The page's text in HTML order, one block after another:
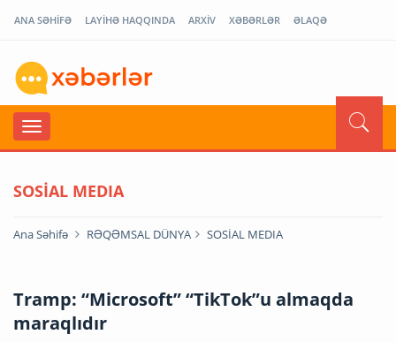
ANA SƏHİFƏ LAYİHƏ HAQQINDA ARXİV XƏBƏRLƏR ƏLAQƏ
SOSİAL MEDIA
Ana Səhifə RƏQƏMSAL DÜNYA SOSİAL MEDIA
Tramp: “Microsoft” “TikTok”u almaqda
maraqlıdır